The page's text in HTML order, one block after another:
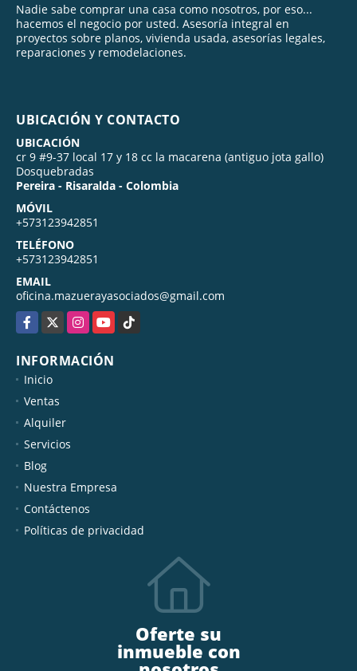
Nadie sabe comprar una casa como nosotros, por eso...
hacemos el negocio por usted. Asesoría integral en
proyectos sobre planos, vivienda usada, asesorías legales,
reparaciones y remodelaciones.
UBICACIÓN Y CONTACTO
UBICACIÓN
cr 9 #9-37 local 17 y 18 cc la macarena (antiguo jota gallo)
Dosquebradas
Pereira - Risaralda - Colombia
MÓVIL
+573123942851
TELÉFONO
+573123942851
EMAIL
oficina.mazuerayasociados@gmail.com
Facebook
X InstagramYouTubeTikTok
INFORMACIÓN
Inicio
Ventas
Alquiler
Servicios
Blog
Nuestra Empresa
Contáctenos
Políticas de privacidad
Oferte su
inmueble con